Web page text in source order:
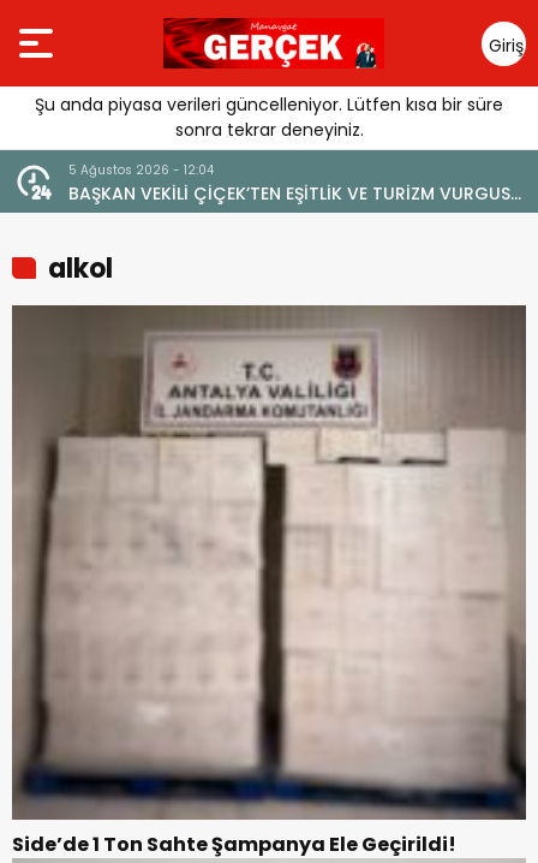
Giriş
Yap
Şu anda piyasa verileri güncelleniyor. Lütfen kısa bir süre
sonra tekrar deneyiniz.
4 Ağustos 2026 - 19:47
YENİ BİR DİN: SOSYAL MEDYA
alkol
Side’de 1 Ton Sahte Şampanya Ele Geçirildi!